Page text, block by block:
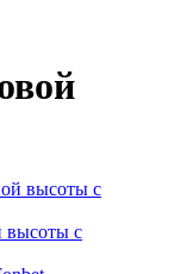
высоты с